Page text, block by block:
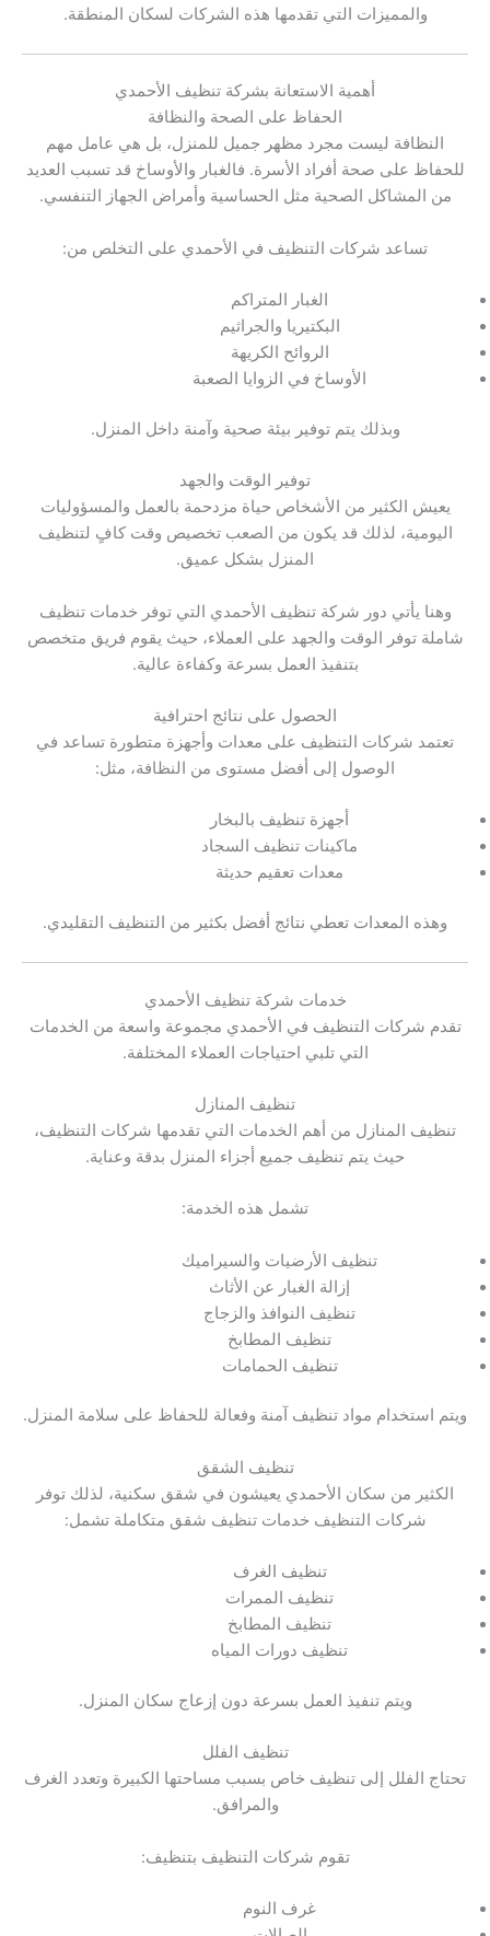
والمميزات التي تقدمها هذه الشركات لسكان المنطقة.
أهمية الاستعانة بشركة تنظيف الأحمدي
الحفاظ على الصحة والنظافة
النظافة ليست مجرد مظهر جميل للمنزل، بل هي عامل مهم
للحفاظ على صحة أفراد الأسرة. فالغبار والأوساخ قد تسبب العديد
من المشاكل الصحية مثل الحساسية وأمراض الجهاز التنفسي.
تساعد شركات التنظيف في الأحمدي على التخلص من:
الغبار المتراكم
البكتيريا والجراثيم
الروائح الكريهة
الأوساخ في الزوايا الصعبة
وبذلك يتم توفير بيئة صحية وآمنة داخل المنزل.
توفير الوقت والجهد
يعيش الكثير من الأشخاص حياة مزدحمة بالعمل والمسؤوليات
اليومية، لذلك قد يكون من الصعب تخصيص وقت كافٍ لتنظيف
المنزل بشكل عميق.
وهنا يأتي دور شركة تنظيف الأحمدي التي توفر خدمات تنظيف
شاملة توفر الوقت والجهد على العملاء، حيث يقوم فريق متخصص
بتنفيذ العمل بسرعة وكفاءة عالية.
الحصول على نتائج احترافية
تعتمد شركات التنظيف على معدات وأجهزة متطورة تساعد في
الوصول إلى أفضل مستوى من النظافة، مثل:
أجهزة تنظيف بالبخار
ماكينات تنظيف السجاد
معدات تعقيم حديثة
وهذه المعدات تعطي نتائج أفضل بكثير من التنظيف التقليدي.
خدمات شركة تنظيف الأحمدي
تقدم شركات التنظيف في الأحمدي مجموعة واسعة من الخدمات
التي تلبي احتياجات العملاء المختلفة.
تنظيف المنازل
تنظيف المنازل من أهم الخدمات التي تقدمها شركات التنظيف،
حيث يتم تنظيف جميع أجزاء المنزل بدقة وعناية.
تشمل هذه الخدمة:
تنظيف الأرضيات والسيراميك
إزالة الغبار عن الأثاث
تنظيف النوافذ والزجاج
تنظيف المطابخ
تنظيف الحمامات
ويتم استخدام مواد تنظيف آمنة وفعالة للحفاظ على سلامة المنزل.
تنظيف الشقق
الكثير من سكان الأحمدي يعيشون في شقق سكنية، لذلك توفر
شركات التنظيف خدمات تنظيف شقق متكاملة تشمل:
تنظيف الغرف
تنظيف الممرات
تنظيف المطابخ
تنظيف دورات المياه
ويتم تنفيذ العمل بسرعة دون إزعاج سكان المنزل.
تنظيف الفلل
تحتاج الفلل إلى تنظيف خاص بسبب مساحتها الكبيرة وتعدد الغرف
والمرافق.
تقوم شركات التنظيف بتنظيف:
غرف النوم